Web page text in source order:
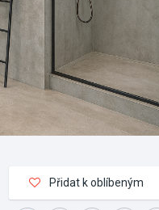
Přidat k oblíbeným